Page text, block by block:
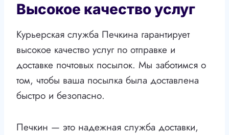
Высокое качество услуг
Курьерская служба Печкина гарантирует
высокое качество услуг по отправке и
доставке почтовых посылок. Мы заботимся о
том, чтобы ваша посылка была доставлена
быстро и безопасно.
Печкин — это надежная служба доставки,